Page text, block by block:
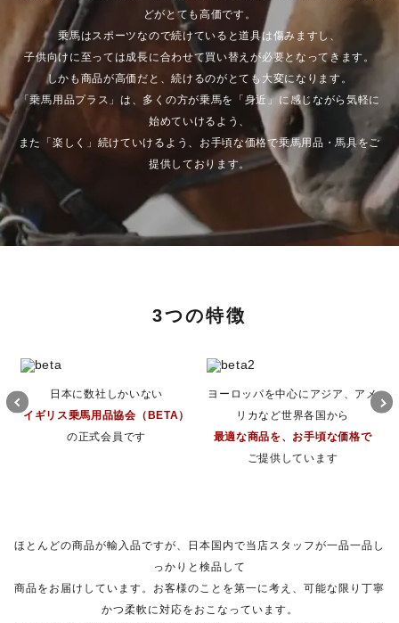
どがとても高価です。
乗馬はスポーツなので続けていると道具は傷みますし、
子供向けに至っては成長に合わせて買い替えが必要となってきます。
しかも商品が高価だと、続けるのがとても大変になります。
「乗馬用品プラス」は、多くの方が乗馬を「身近」に感じながら気軽に
始めていけるよう、
また「楽しく」続けていけるよう、お手頃な価格で乗馬用品・馬具をご
提供しております。
3つの特徴
日本に数社しかいない
イギリス乗馬用品協会（BETA）
の正式会員です
ヨーロッパを中心にアジア、アメ
リカなど世界各国から
最適な商品を、お手頃な価格で
ご提供しています
ほとんどの商品が輸入品ですが、日本国内で当店スタッフが一品一品し
っかりと検品して
商品をお届けしています。お客様のことを第一に考え、可能な限り丁寧
かつ柔軟に対応をおこなっています。